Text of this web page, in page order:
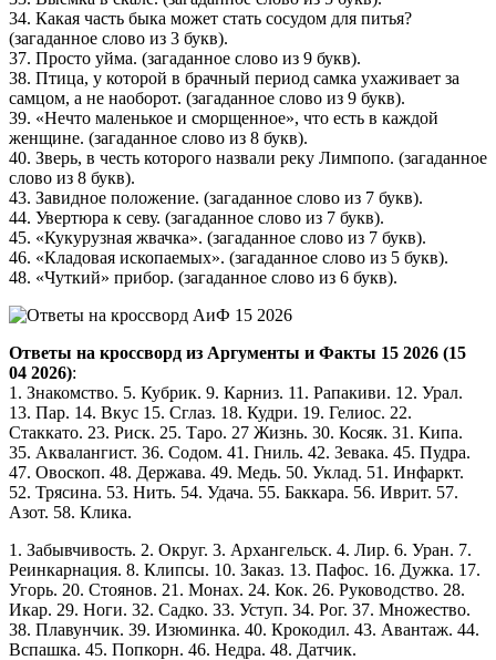
34. Какая часть быка может стать сосудом для питья?
(загаданное слово из 3 букв).
37. Просто уйма. (загаданное слово из 9 букв).
38. Птица, у которой в брачный период самка ухаживает за
самцом, а не наоборот. (загаданное слово из 9 букв).
39. «Нечто маленькое и сморщенное», что есть в каждой
женщине. (загаданное слово из 8 букв).
40. Зверь, в честь которого назвали реку Лимпопо. (загаданное
слово из 8 букв).
43. Завидное положение. (загаданное слово из 7 букв).
44. Увертюра к севу. (загаданное слово из 7 букв).
45. «Кукурузная жвачка». (загаданное слово из 7 букв).
46. «Кладовая ископаемых». (загаданное слово из 5 букв).
48. «Чуткий» прибор. (загаданное слово из 6 букв).
Ответы на кроссворд из Аргументы и Факты 15 2026 (15
04 2026):
1. Знакомство. 5. Кубрик. 9. Карниз. 11. Рапакиви. 12. Урал.
13. Пар. 14. Вкус 15. Сглаз. 18. Кудри. 19. Гелиос. 22.
Стаккато. 23. Риск. 25. Таро. 27 Жизнь. 30. Косяк. 31. Кипа.
35. Аквалангист. 36. Содом. 41. Гниль. 42. Зевака. 45. Пудра.
47. Овоскоп. 48. Держава. 49. Медь. 50. Уклад. 51. Инфаркт.
52. Трясина. 53. Нить. 54. Удача. 55. Баккара. 56. Иврит. 57.
Азот. 58. Клика.
1. Забывчивость. 2. Округ. 3. Архангельск. 4. Лир. 6. Уран. 7.
Реинкарнация. 8. Клипсы. 10. Заказ. 13. Пафос. 16. Дужка. 17.
Угорь. 20. Стоянов. 21. Монах. 24. Кок. 26. Руководство. 28.
Икар. 29. Ноги. 32. Садко. 33. Уступ. 34. Рог. 37. Множество.
38. Плавунчик. 39. Изюминка. 40. Крокодил. 43. Авантаж. 44.
Вспашка. 45. Попкорн. 46. Недра. 48. Датчик.